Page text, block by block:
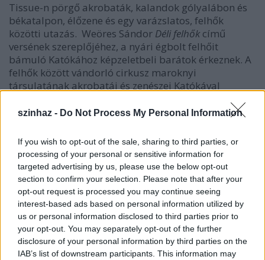
szinhaz - Do Not Process My Personal Information
If you wish to opt-out of the sale, sharing to third parties, or
processing of your personal or sensitive information for
targeted advertising by us, please use the below opt-out
section to confirm your selection. Please note that after your
opt-out request is processed you may continue seeing
interest-based ads based on personal information utilized by
us or personal information disclosed to third parties prior to
your opt-out. You may separately opt-out of the further
disclosure of your personal information by third parties on the
IAB’s list of downstream participants. This information may
Tissue-n pörgő akrobaták, kalandok gólyalábon és
békatalpon, élőzene és egy varázslatos, felhők
közötti utazás. Weöres Sándor Déli felhők című
versének szereplőjéhez, a nyári égbolt felhőit
bámuló Katókához képzeletbeli barátok érkeznek. A
felhők között vándorló cirkusz maroknyi
társulatának akrobatái és zenészei Katókával
Felhőcirkuszt
a beteg gyermekek ellátásának
javításáért játsszák. Speciális jegyek vásárlásával a
nézők az Aprónép Alapítvány munkáját
támogathatják. Az Aprónép Alapítvány Buda
egyetlen gyermek fekvőbeteg-szakellátó
intézményét, a Szent János Kórházat segíti műszerek
vásárlásával, valamint a fekvőbeteg gyermekek
komfortérzetét javító eszközök beszerzésével és
szolgáltatások támogatásával.